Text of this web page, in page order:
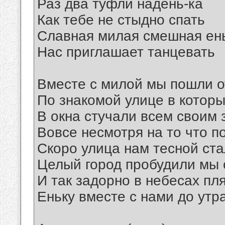
Раз два туфли надень-ка
Как тебе не стыдно спать
Славная милая смешная
Нас приглашает танцевать
Вместе с милой мы пошли
По знакомой улице в
В окна стучали всем своим
Вовсе несмотря на то что
Скоро улица нам тесной
Целый город пробудили мы
И так задорно в небесах
Еньку вместе с нами до